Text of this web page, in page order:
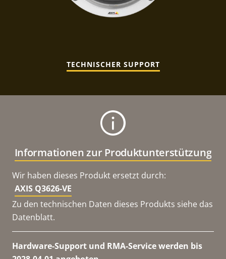
TECHNISCHER SUPPORT
Informationen zur Produktunterstützung
Wir haben dieses Produkt ersetzt durch:
AXIS Q3626-VE
Zu den technischen Daten dieses Produkts siehe das
Datenblatt.
Hardware-Support und RMA-Service werden bis